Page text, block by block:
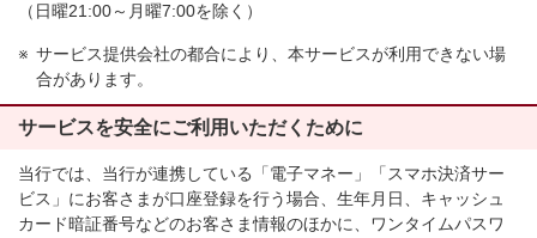
（日曜21:00～月曜7:00を除く）
サービス提供会社の都合により、本サービスが利用できない場
合があります。
サービスを安全にご利用いただくために
当行では、当行が連携している「電子マネー」「スマホ決済サー
ビス」にお客さまが口座登録を行う場合、生年月日、キャッシュ
カード暗証番号などのお客さま情報のほかに、ワンタイムパスワ